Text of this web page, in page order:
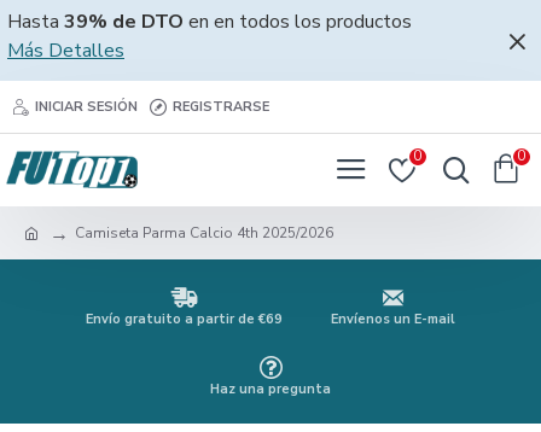
Hasta 39% de DTO en en todos los productos
Más Detalles
INICIAR SESIÓN REGISTRARSE
0 0
Camiseta Parma Calcio 4th 2025/2026
Envío gratuito a partir de €69 Envíenos un E-mail
Haz una pregunta